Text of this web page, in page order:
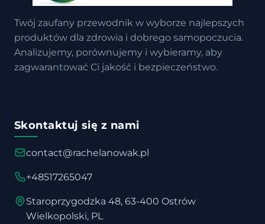
Twój zaufany przewodnik w wyborze najlepszych
produktów dla zdrowia i dobrego samopoczucia.
Analizujemy, porównujemy i wybieramy, aby
zagwarantować Ci jakość i bezpieczeństwo.
Skontaktuj się z nami
contact@rachelanowak.pl
+48517265047
Staroprzygodzka 48, 63-400 Ostrów
Wielkopolski, PL